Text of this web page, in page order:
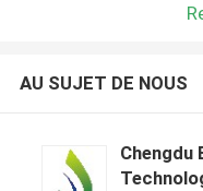
AU SUJET DE NOUS
Chengdu